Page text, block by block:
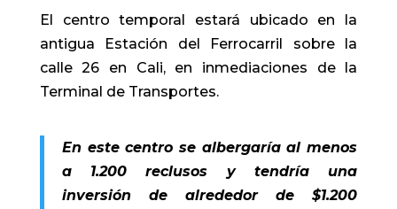
El centro temporal estará ubicado en la
antigua Estación del Ferrocarril sobre la
calle 26 en Cali, en inmediaciones de la
Terminal de Transportes.
En este centro se albergaría al menos
a 1.200 reclusos y tendría una
inversión de alrededor de $1.200